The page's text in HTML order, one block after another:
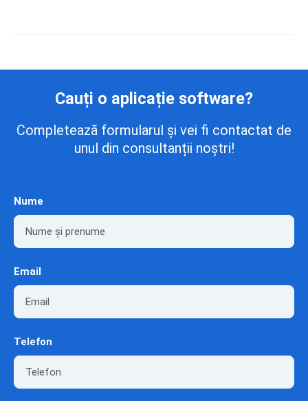
Cauți o aplicație software?
Completează formularul și vei fi contactat de
unul din consultanții noștri!
Nume
Email
Telefon